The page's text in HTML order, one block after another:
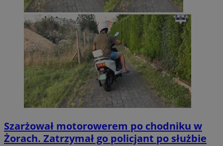
Szarżował motorowerem po chodniku w
Żorach. Zatrzymał go policjant po służbie